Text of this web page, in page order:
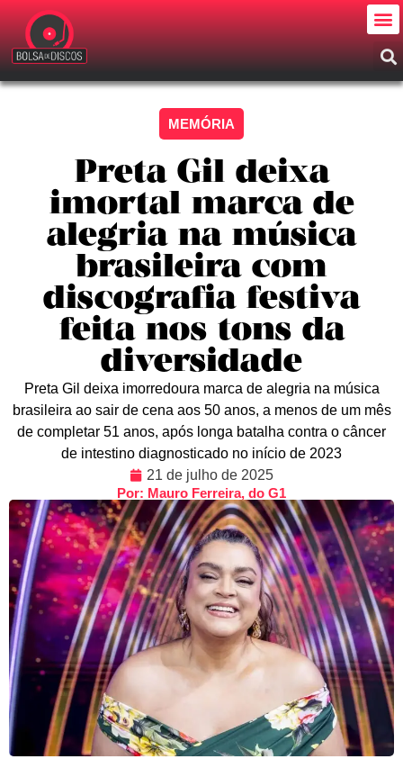
MEMÓRIA
Preta Gil deixa
imortal marca de
alegria na música
brasileira com
discografia festiva
feita nos tons da
diversidade
Preta Gil deixa imorredoura marca de alegria na música
brasileira ao sair de cena aos 50 anos, a menos de um mês
de completar 51 anos, após longa batalha contra o câncer
de intestino diagnosticado no início de 2023
21 de julho de 2025
Por: Mauro Ferreira, do G1